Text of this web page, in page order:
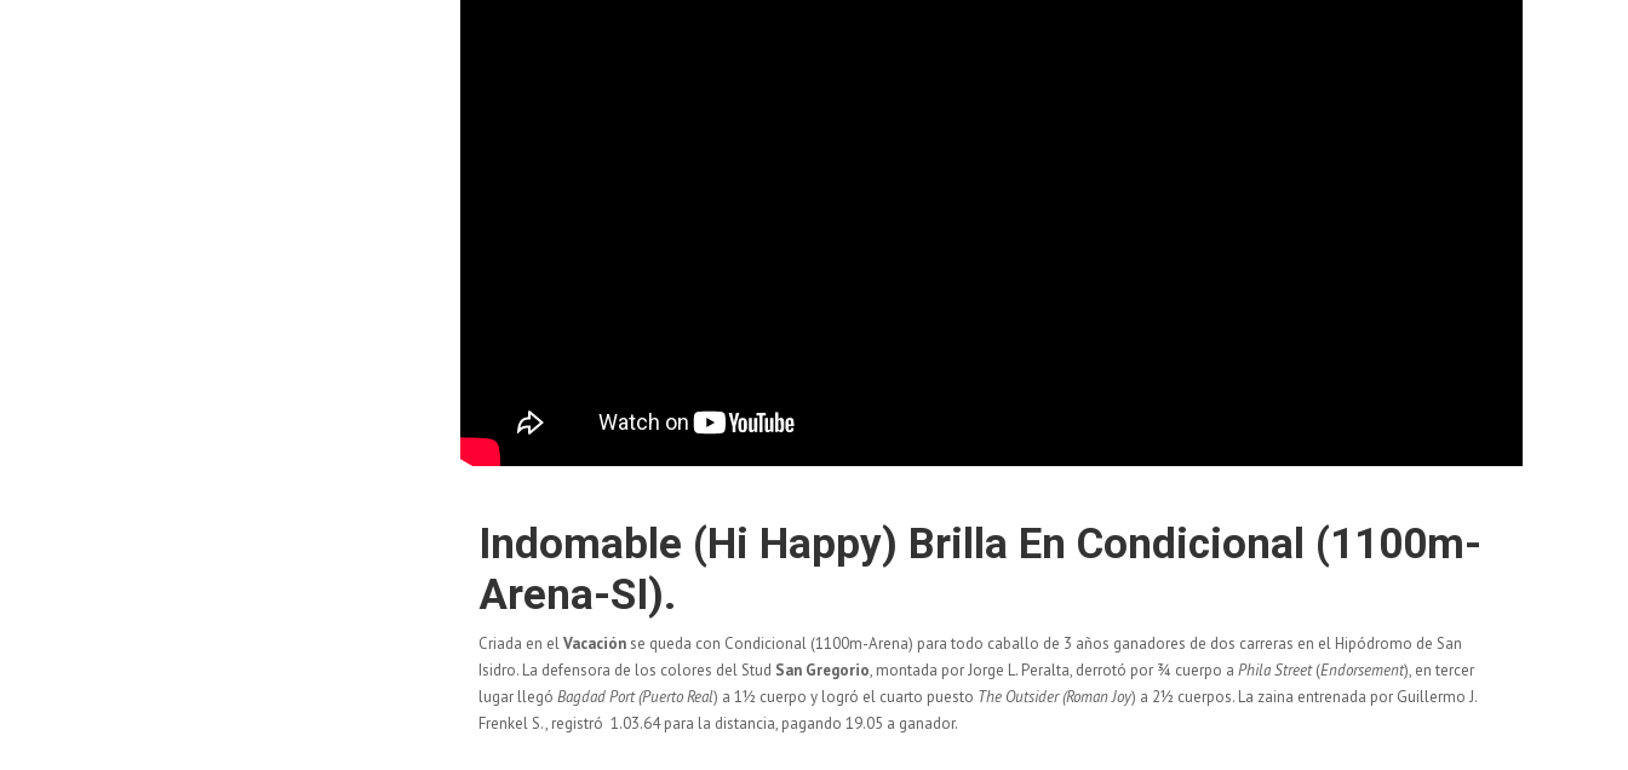
Indomable (Hi Happy) Brilla En Condicional (1100m-
Arena-SI).
Criada en elVacaciónse queda con Condicional (1100m-Arena) para todo caballo de 3 años ganadores de dos carreras en el Hipódromo de San
Isidro. La defensora de los colores del Stud San Gregorio, montada por Jorge L. Peralta, derrotó por ¾ cuerpo a Phila Street(Endorsement), en tercer
lugar llegó Bagdad Port (Puerto Real) a 1½ cuerpo y logró el cuarto puesto The Outsider (Roman Joy) a 2½ cuerpos. La zaina entrenada por Guillermo J.
Frenkel S., registró 1.03.64 para la distancia, pagando 19.05 a ganador.